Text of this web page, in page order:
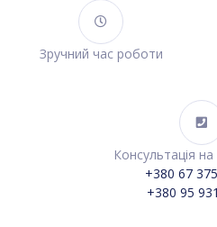
Зручний час роботи
Консультація
+380 67
+380 95